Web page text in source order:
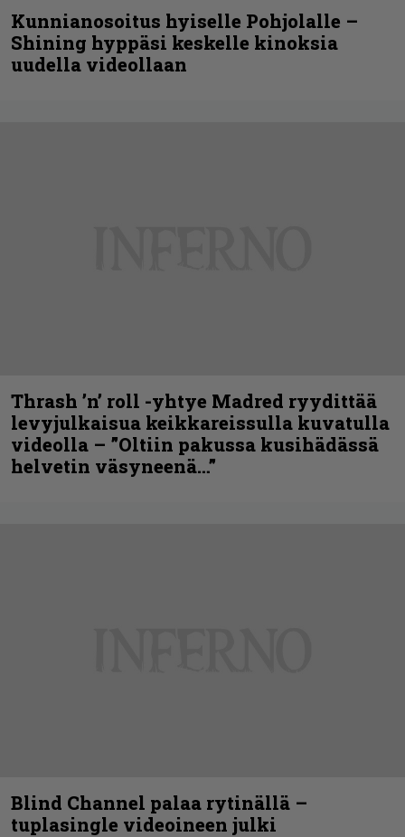
Kunnianosoitus hyiselle Pohjolalle –
Shining hyppäsi keskelle kinoksia
uudella videollaan
Thrash ’n’ roll -yhtye Madred ryydittää
levyjulkaisua keikkareissulla kuvatulla
videolla – ”Oltiin pakussa kusihädässä
helvetin väsyneenä…”
Blind Channel palaa rytinällä –
tuplasingle videoineen julki